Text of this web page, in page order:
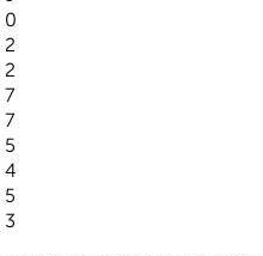
0
2
2
7
7
5
4
5
3